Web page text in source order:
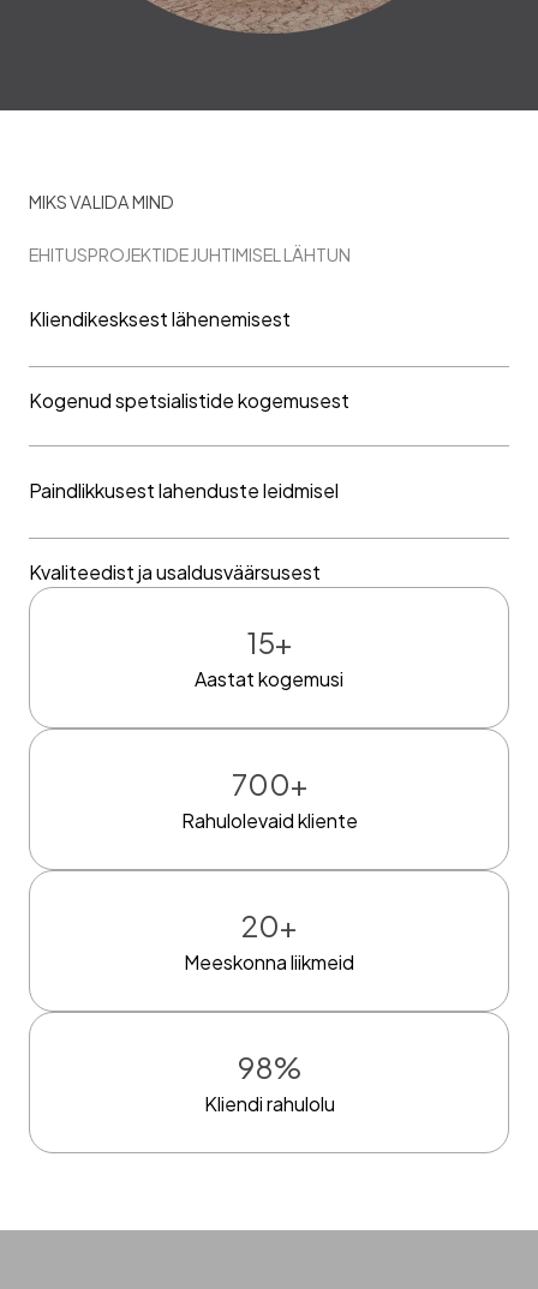
MIKS VALIDA MIND
EHITUSPROJEKTIDE JUHTIMISEL LÄHTUN
Kliendikesksest lähenemisest
Kogenud spetsialistide kogemusest
Paindlikkusest lahenduste leidmisel
Kvaliteedist ja usaldusväärsusest
15+
Aastat kogemusi
700+
Rahulolevaid kliente
20+
Meeskonna liikmeid
98%
Kliendi rahulolu